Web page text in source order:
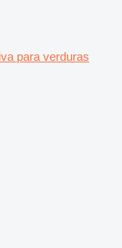
para verduras